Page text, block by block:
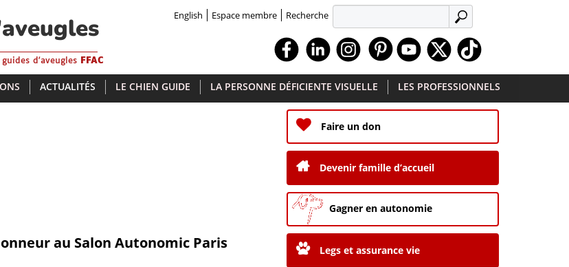
d'aveugles FFAC
English Espace membre Recherche APPLIQUER
FacebookLinkedin Instagram Youtube
ACTUALITÉS LE CHIEN GUIDE LA PERSONNE DÉFICIENTE VISUELLE LES PROFESSIONNELS
au Salon Autonomic Paris
Faire un don
Devenir famille d’accueil
Gagner en autonomie
Legs et assurance vie